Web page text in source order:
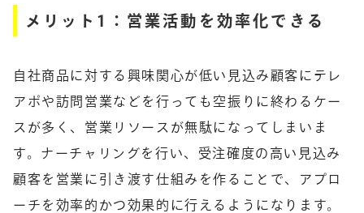
メリット1：営業活動を効率化できる
自社商品に対する興味関心が低い見込み顧客にテレ
アポや訪問営業などを行っても空振りに終わるケー
スが多く、営業リソースが無駄になってしまいま
す。ナーチャリングを行い、受注確度の高い見込み
顧客を営業に引き渡す仕組みを作ることで、アプロ
ーチを効率的かつ効果的に行えるようになります。